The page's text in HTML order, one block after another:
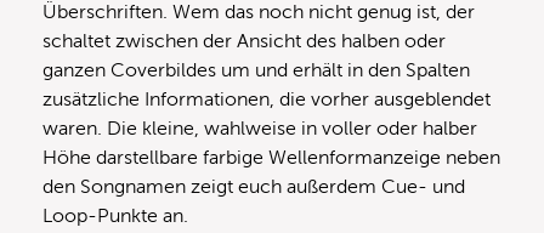
Überschriften. Wem das noch nicht genug ist, der
schaltet zwischen der Ansicht des halben oder
ganzen Coverbildes um und erhält in den Spalten
zusätzliche Informationen, die vorher ausgeblendet
waren. Die kleine, wahlweise in voller oder halber
Höhe darstellbare farbige Wellenformanzeige neben
den Songnamen zeigt euch außerdem Cue- und
Loop-Punkte an.